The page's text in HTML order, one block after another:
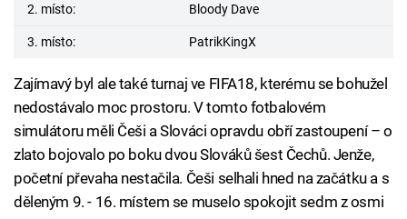
2. místo: Bloody Dave
3. místo: PatrikKingX
Zajímavý byl ale také turnaj ve FIFA18, kterému se bohužel
nedostávalo moc prostoru. V tomto fotbalovém
simulátoru měli Češi a Slováci opravdu obří zastoupení – o
zlato bojovalo po boku dvou Slováků šest Čechů. Jenže,
početní převaha nestačila. Češi selhali hned na začátku a s
děleným 9. - 16. místem se muselo spokojit sedm z osmi